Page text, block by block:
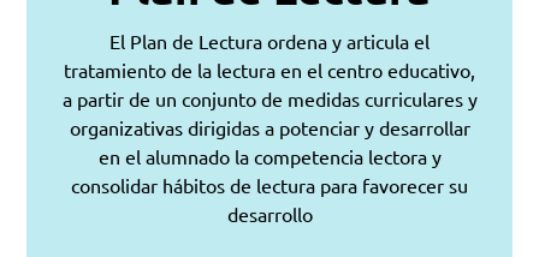
El Plan de Lectura ordena y articula el
tratamiento de la lectura en el centro educativo,
a partir de un conjunto de medidas curriculares y
organizativas dirigidas a potenciar y desarrollar
en el alumnado la competencia lectora y
consolidar hábitos de lectura para favorecer su
desarrollo